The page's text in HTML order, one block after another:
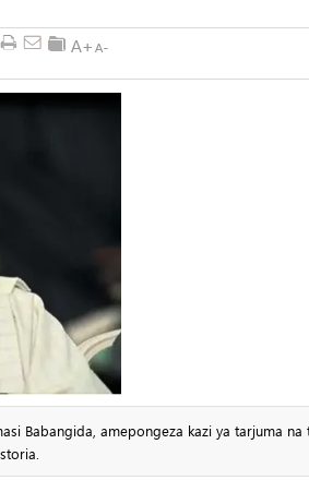
Babangida, amepongeza kazi ya tarjuma na